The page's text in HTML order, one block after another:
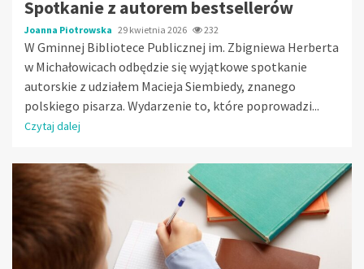
Spotkanie z autorem bestsellerów
Joanna Piotrowska 29 kwietnia 2026 232
W Gminnej Bibliotece Publicznej im. Zbigniewa Herberta
w Michałowicach odbędzie się wyjątkowe spotkanie
autorskie z udziałem Macieja Siembiedy, znanego
polskiego pisarza. Wydarzenie to, które poprowadzi...
Czytaj dalej